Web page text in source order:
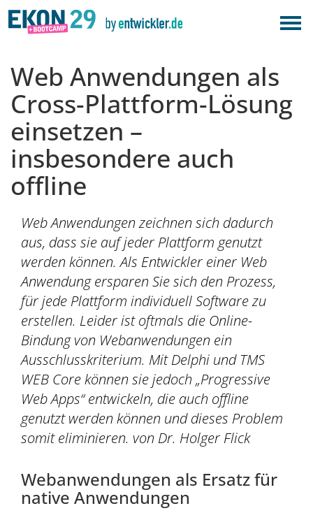
Web Anwendungen als
Cross-Plattform-Lösung
einsetzen –
insbesondere auch
offline
Web Anwendungen zeichnen sich dadurch
aus, dass sie auf jeder Plattform genutzt
werden können. Als Entwickler einer Web
Anwendung ersparen Sie sich den Prozess,
für jede Plattform individuell Software zu
erstellen. Leider ist oftmals die Online-
Bindung von Webanwendungen ein
Ausschlusskriterium. Mit Delphi und TMS
WEB Core können sie jedoch „Progressive
Web Apps“ entwickeln, die auch offline
genutzt werden können und dieses Problem
somit eliminieren. von Dr. Holger Flick
Webanwendungen als Ersatz für
native Anwendungen